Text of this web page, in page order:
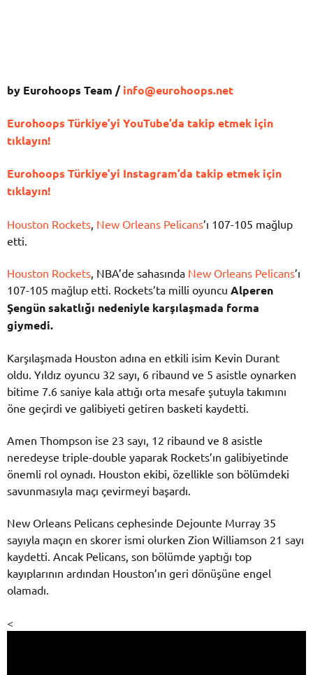
by Eurohoops Team /info@eurohoops.net
Eurohoops Türkiye’yi YouTube’da takip etmek için
tıklayın!
Eurohoops Türkiye’yi Instagram’da takip etmek için
tıklayın!
Houston Rockets New Orleans Pelicans’ı 107-105 mağlup
etti.
Houston Rockets , NBA’de sahasında New Orleans Pelicans’ı
107-105 mağlup etti. Rockets’ta milli oyuncu Alperen
Şengün sakatlığı nedeniyle karşılaşmada forma
giymedi.
Karşılaşmada Houston adına en etkili isim Kevin Durant
oldu. Yıldız oyuncu 32 sayı, 6 ribaund ve 5 asistle oynarken
bitime 7.6 saniye kala attığı orta mesafe şutuyla takımını
öne geçirdi ve galibiyeti getiren basketi kaydetti.
Amen Thompson ise 23 sayı, 12 ribaund ve 8 asistle
neredeyse triple-double yaparak Rockets’ın galibiyetinde
önemli rol oynadı. Houston ekibi, özellikle son bölümdeki
savunmasıyla maçı çevirmeyi başardı.
New Orleans Pelicans cephesinde Dejounte Murray 35
sayıyla maçın en skorer ismi olurken Zion Williamson 21 sayı
kaydetti. Ancak Pelicans, son bölümde yaptığı top
kayıplarının ardından Houston’ın geri dönüşüne engel
olamadı.
<